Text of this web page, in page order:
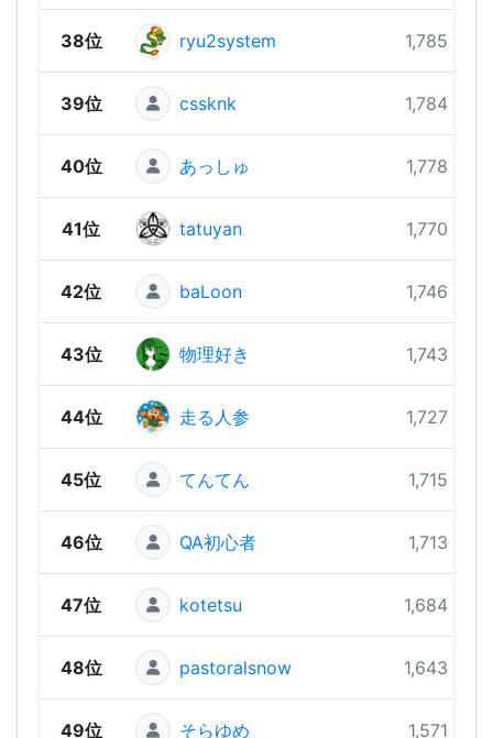
38位 ryu2system 1,785 pts
39位 cssknk 1,784 pts
40位 あっしゅ 1,778 pts
41位 tatuyan 1,770 pts
42位 baLoon 1,746 pts
43位 物理好き 1,743 pts
44位 走る人参 1,727 pts
45位 てんてん 1,715 pts
46位 QA初心者 1,713 pts
47位 kotetsu 1,684 pts
48位 pastoralsnow 1,643 pts
49位 そらゆめ 1,571 pts